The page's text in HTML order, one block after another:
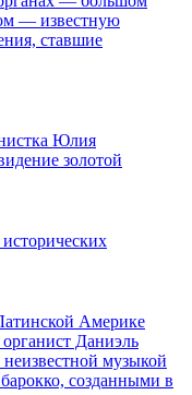
— известную
ставшие
Юлия
золотой
Америке
Даниэль
музыкой
созданными в